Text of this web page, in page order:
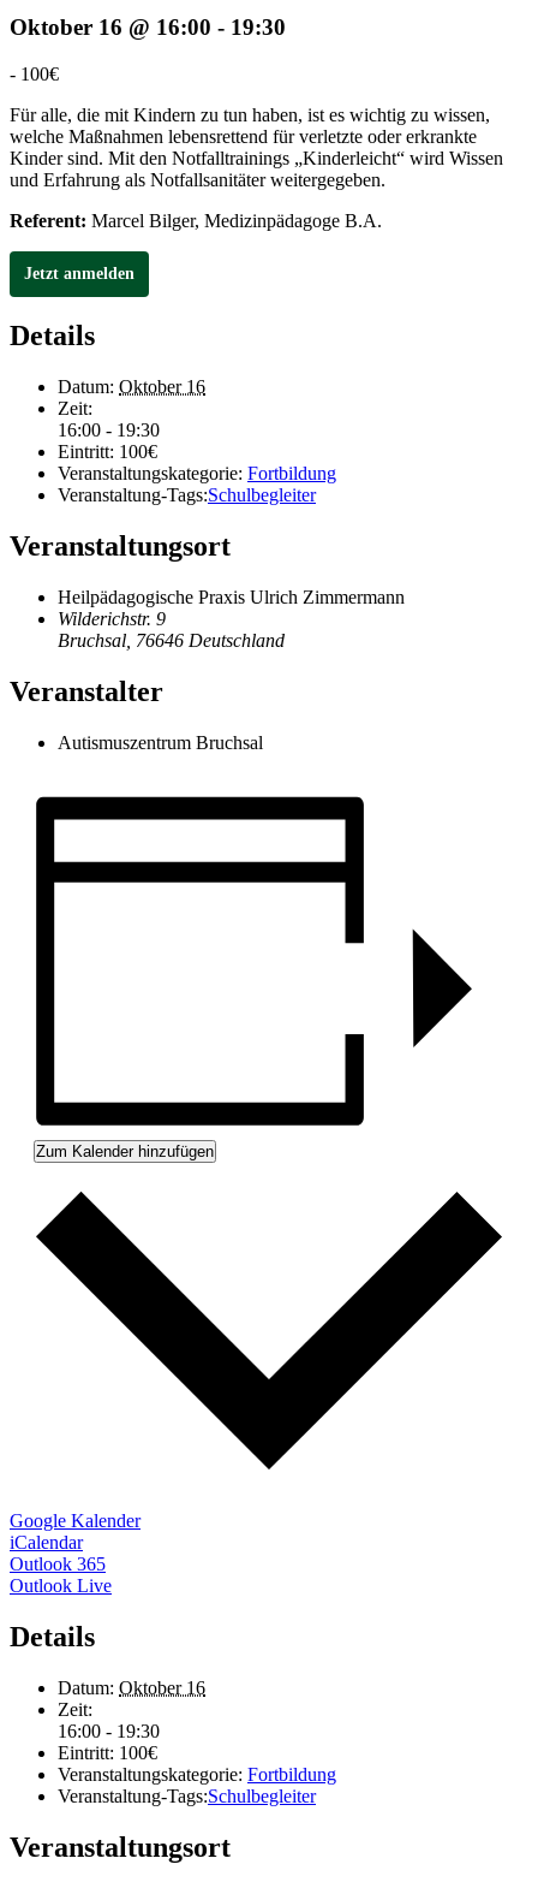
Oktober 16 @ 16:00 - 19:30
- 100€
Für alle, die mit Kindern zu tun haben, ist es wichtig zu wissen,
welche Maßnahmen lebensrettend für verletzte oder erkrankte
Kinder sind. Mit den Notfalltrainings „Kinderleicht“ wird Wissen
und Erfahrung als Notfallsanitäter weitergegeben.
Referent: Marcel Bilger, Medizinpädagoge B.A.
Jetzt anmelden
Details
Datum: Oktober 16
Zeit:
16:00 - 19:30
Eintritt: 100€
Veranstaltungskategorie: Fortbildung
Veranstaltung-Tags:Schulbegleiter
Veranstaltungsort
Heilpädagogische Praxis Ulrich Zimmermann
Wilderichstr. 9
Bruchsal 76646 Deutschland
Veranstalter
Autismuszentrum Bruchsal
Zum Kalender hinzufügen
Google Kalender
iCalendar
Outlook 365
Outlook Live
Details
Datum: Oktober 16
Zeit:
16:00 - 19:30
Eintritt: 100€
Veranstaltungskategorie: Fortbildung
Veranstaltung-Tags:Schulbegleiter
Veranstaltungsort